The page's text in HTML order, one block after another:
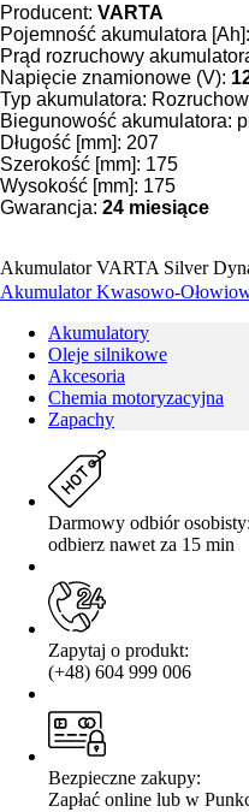
Producent: VARTA
Pojemność akumulatora [Ah]:
Prąd rozruchowy
Napięcie znamionowe (V):
Typ akumulatora:
Biegunowość akumulatora:
Długość [mm]: 207
Szerokość [mm]: 175
Wysokość [mm]: 175
Gwarancja: 24 miesiące
Akumulator VARTA Silver
Akumulator Kwasowo-
Akumulatory
Oleje silnikowe
Akcesoria
Chemia motoryzacyjna
Zapachy
Darmowy odbiór osobisty:
odbierz nawet za 15 min
Zapytaj o produkt:
(+48) 604 999 006
Bezpieczne zakupy:
Zapłać online lub w